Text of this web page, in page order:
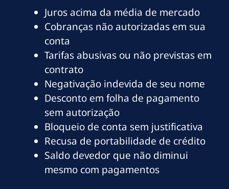
Juros acima da média de mercado
Cobranças não autorizadas em sua
conta
Tarifas abusivas ou não previstas em
contrato
Negativação indevida de seu nome
Desconto em folha de pagamento
sem autorização
Bloqueio de conta sem justificativa
Recusa de portabilidade de crédito
Saldo devedor que não diminui
mesmo com pagamentos